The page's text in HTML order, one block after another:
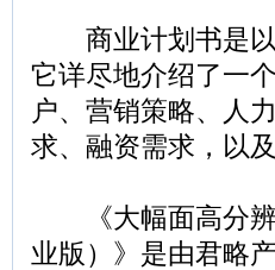
商业计划书是以
它详尽地介绍了一
户、营销策略、人
求、融资需求，以
《大幅面高分辨
业版）》是由君略